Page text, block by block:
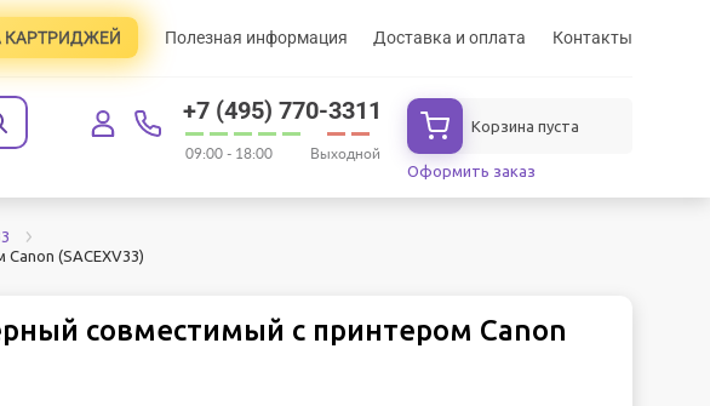
КАРТРИДЖЕЙ Полезная информация Доставка и оплата Контакты
+7 (495) 770-3311
09:00 - 18:00 Выходной
Корзина пуста
Оформить заказ
(SACEXV33)
совместимый с принтером Canon